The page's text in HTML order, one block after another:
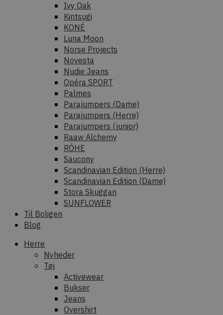
Ivy Oak
Kintsugi
KONÉ
Luna Moon
Norse Projects
Novesta
Nudie Jeans
Opéra SPORT
Palmes
Parajumpers (Dame)
Parajumpers (Herre)
Parajumpers (junior)
Raaw Alchemy
RÓHE
Saucony
Scandinavian Edition (Herre)
Scandinavian Edition (Dame)
Stora Skuggan
SUNFLOWER
Til Boligen
Blog
Herre
Nyheder
Tøj
Activewear
Bukser
Jeans
Overshirt